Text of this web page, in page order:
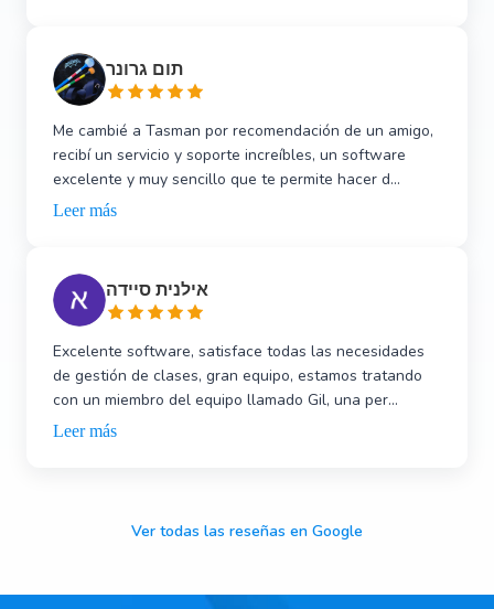
תום גרונר
Me cambié a Tasman por recomendación de un amigo,
recibí un servicio y soporte increíbles, un software
excelente y muy sencillo que te permite hacer d...
Leer más
אילנית סיידה
Excelente software, satisface todas las necesidades
de gestión de clases, gran equipo, estamos tratando
con un miembro del equipo llamado Gil, una per...
Leer más
Ver todas las reseñas en Google